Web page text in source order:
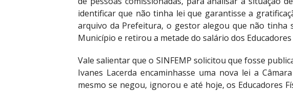
identificar que não tinha lei que garantisse a
arquivo da Prefeitura, o gestor alegou que não tinha
Município e retirou a metade do salário dos Educadores
Vale salientar que o SINFEMP solicitou que fosse
Ivanes Lacerda encaminhasse uma nova lei a
mesmo se negou, ignorou e até hoje, os Educadores